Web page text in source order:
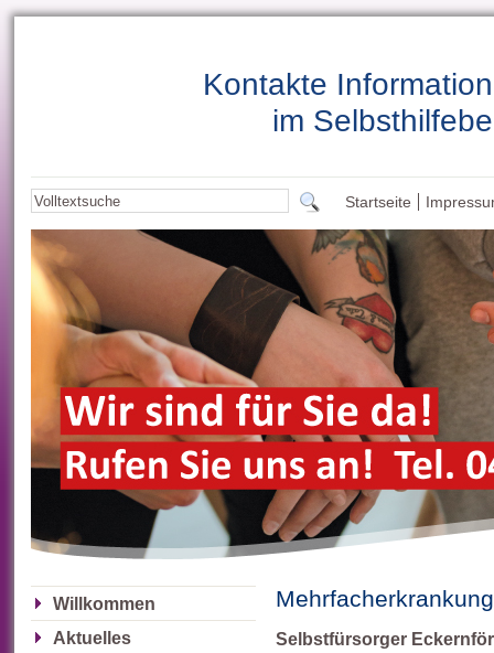
Kontakte
im
Startseite
Willkommen
Aktuelles
Selbstfürsorger